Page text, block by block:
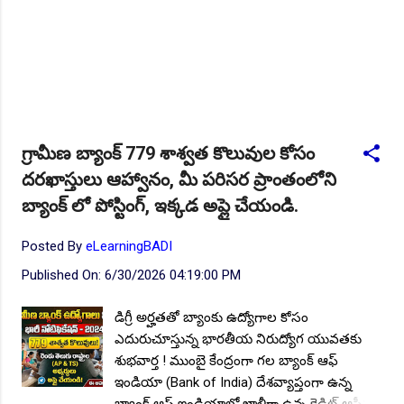
గ్రామీణ బ్యాంక్ 779 శాశ్వత కొలువుల కోసం
దరఖాస్తులు ఆహ్వానం, మీ పరిసర ప్రాంతంలోని
బ్యాంక్ లో పోస్టింగ్, ఇక్కడ అప్లై చేయండి.
Posted By eLearningBADI
Published On: 6/30/2026 04:19:00 PM
డిగ్రీ అర్హతతో బ్యాంకు ఉద్యోగాల కోసం
ఎదురుచూస్తున్న భారతీయ నిరుద్యోగ యువతకు
శుభవార్త ! ముంబై కేంద్రంగా గల బ్యాంక్ ఆఫ్
ఇండియా (Bank of India) దేశవ్యాప్తంగా ఉన్న